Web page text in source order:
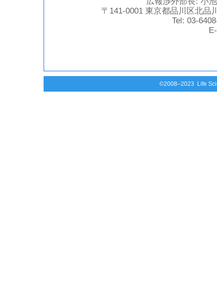
〒141-0001 東京都品川区北
Tel: 03-
©2008–2023 Life